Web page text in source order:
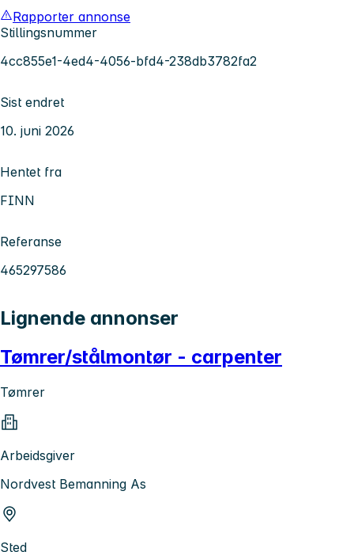
Rapporter annonse
Stillingsnummer
4cc855e1-4ed4-4056-bfd4-238db3782fa2
Sist endret
10. juni 2026
Hentet fra
FINN
Referanse
465297586
Lignende annonser
Tømrer/stålmontør - carpenter
Tømrer
Arbeidsgiver
Nordvest Bemanning As
Sted